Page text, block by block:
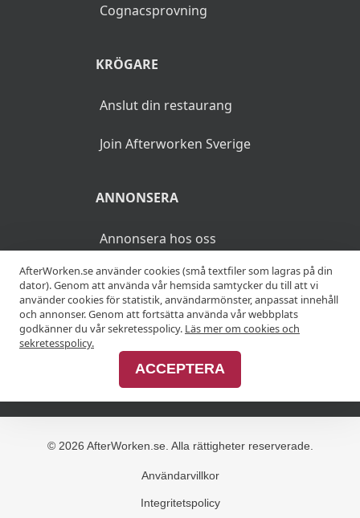
Cognacsprovning
KRÖGARE
Anslut din restaurang
Join Afterworken Sverige
ANNONSERA
Annonsera hos oss
Advertise with us
MER
Alla afterworker
© 2026 AfterWorken.se. Alla rättigheter reserverade.
Användarvillkor
Integritetspolicy
AfterWorken.se använder cookies (små textfiler som lagras på din
dator). Genom att använda vår hemsida samtycker du till att vi
använder cookies för statistik, användarmönster, anpassat innehåll
och annonser. Genom att fortsätta använda vår webbplats
godkänner du vår sekretesspolicy. Läs mer om cookies och
sekretesspolicy.
ACCEPTERA